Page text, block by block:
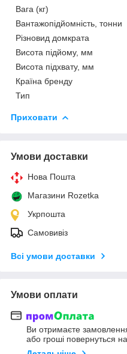
Вага (кг)
Вантажопідйомність, тонни
Різновид домкрата
Висота підйому, мм
Висота підхвату, мм
Країна бренду
Тип
Приховати
Умови доставки
Нова Пошта
Магазини Rozetka
Укрпошта
Самовивіз
Всі умови доставки
Умови оплати
Ви отримаєте
або гроші повернуться